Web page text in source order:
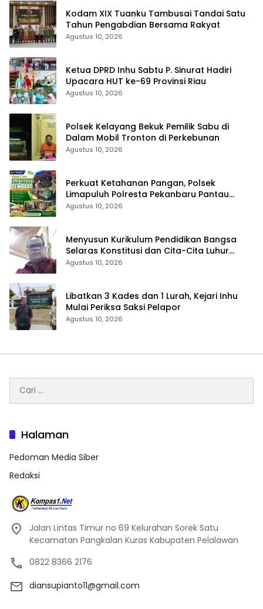
Kodam XIX Tuanku Tambusai Tandai Satu
Tahun Pengabdian Bersama Rakyat
Agustus 10, 2026
Ketua DPRD Inhu Sabtu P. Sinurat Hadiri
Upacara HUT ke-69 Provinsi Riau
Agustus 10, 2026
Polsek Kelayang Bekuk Pemilik Sabu di
Dalam Mobil Tronton di Perkebunan
Agustus 10, 2026
Perkuat Ketahanan Pangan, Polsek
Limapuluh Polresta Pekanbaru Pantau
Harga Sembako di Pasar
Agustus 10, 2026
Menyusun Kurikulum Pendidikan Bangsa
Selaras Konstitusi dan Cita-Cita Luhur
Bangsa
Agustus 10, 2026
Libatkan 3 Kades dan 1 Lurah, Kejari Inhu
Mulai Periksa Saksi Pelapor
Agustus 10, 2026
untuk:
Halaman
Pedoman Media Siber
Redaksi
Jalan Lintas Timur no 69 Kelurahan Sorek Satu
Kecamatan Pangkalan Kuras Kabupaten Pelalawan
0822 8366 2176
diansupianto11@gmail.com